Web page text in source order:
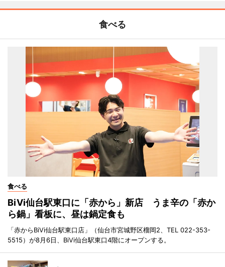
食べる
食べる
BiVi仙台駅東口に「赤から」新店 うま辛の「赤か
ら鍋」看板に、昼は鍋定食も
「赤からBiVi仙台駅東口店」（仙台市宮城野区榴岡2、TEL 022-353-
5515）が8月6日、BiVi仙台駅東口4階にオープンする。